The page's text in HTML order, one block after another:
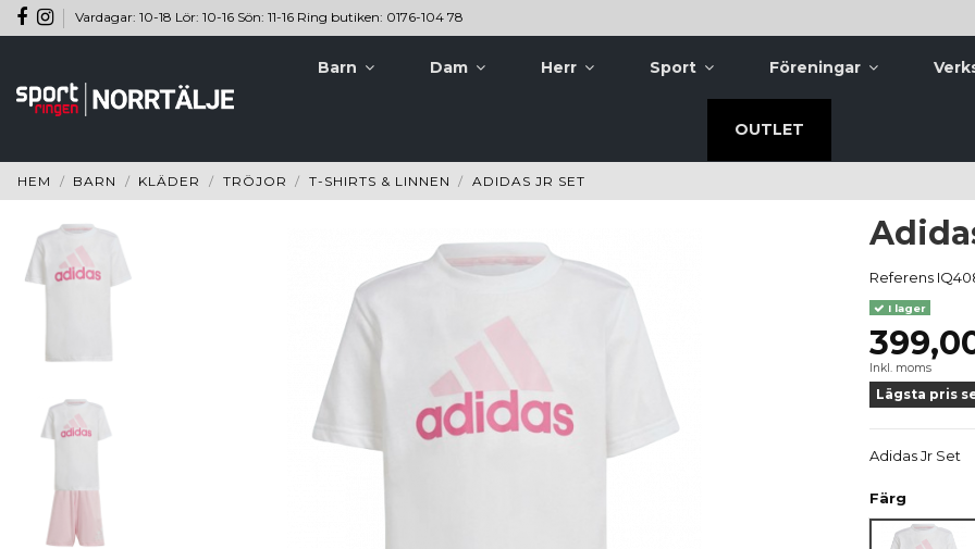
Vardagar: 10-18 Lör: 10-16 Sön: 11-16 Ring butiken: 0176-104 78
Barn Dam Herr Sport Föreningar
OUTLET
HEM BARN KLÄDER TRÖJOR T-SHIRTS & LINNEN ADIDAS JR SET
Referens
I lager
Inkl. moms
Lägsta pris
Adidas Jr Set
Färg
Rosa